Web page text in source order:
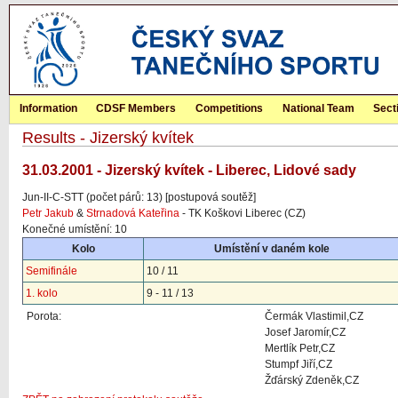
Information CDSF Members Competitions National Team
Results - Jizerský kvítek
31.03.2001 - Jizerský kvítek - Liberec, Lidové sady
Jun-II-C-STT (počet párů: 13) [postupová soutěž]
Petr Jakub & Strnadová Kateřina - TK Koškovi Liberec (CZ)
Konečné umístění: 10
Kolo
Umístění v daném kole
Semifinále
10 / 11
1. kolo
9 - 11 / 13
Porota:
Čermák Vlastimil,CZ
Josef Jaromír,CZ
Mertlík Petr,CZ
Stumpf Jiří,CZ
Žďárský Zdeněk,CZ